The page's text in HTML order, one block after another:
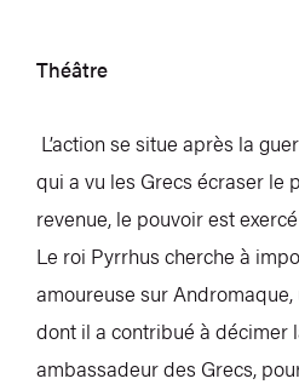
Théâtre
L’action se situe après la
qui a vu les Grecs écraser le
revenue, le pouvoir est
Le roi Pyrrhus cherche à
amoureuse sur
dont il a contribué à décimer
ambassadeur des Grecs,